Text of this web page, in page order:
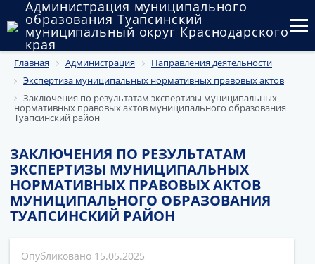
Администрация муниципального
образования Туапсинский
муниципальный округ Краснодарского
края
Округ
Администрация
Муниципальные закупки
Государственный и муниципальный контроль
Муниципальное имущество
Публичные слушания и общественные обсуждения
Документы
Главная Администрация
Направления деятельности
Экспертиза муниципальных нормативных правовых актов
Заключения по результатам экспертизы муниципальных
нормативных правовых актов муниципального образования
Туапсинский район
ЗАКЛЮЧЕНИЯ ПО РЕЗУЛЬТАТАМ
ЭКСПЕРТИЗЫ МУНИЦИПАЛЬНЫХ
НОРМАТИВНЫХ ПРАВОВЫХ АКТОВ
МУНИЦИПАЛЬНОГО ОБРАЗОВАНИЯ
ТУАПСИНСКИЙ РАЙОН
15.05.2025